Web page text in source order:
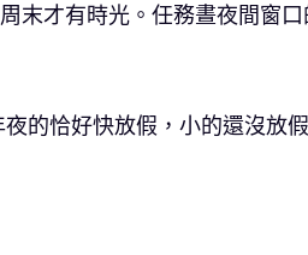
才有時光。任務晝夜間窗
的恰好快放假，小的還沒放